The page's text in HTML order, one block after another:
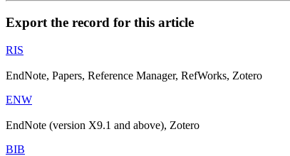
Export the record for this article
RIS
EndNote, Papers, Reference Manager, RefWorks, Zotero
ENW
EndNote (version X9.1 and above), Zotero
BIB